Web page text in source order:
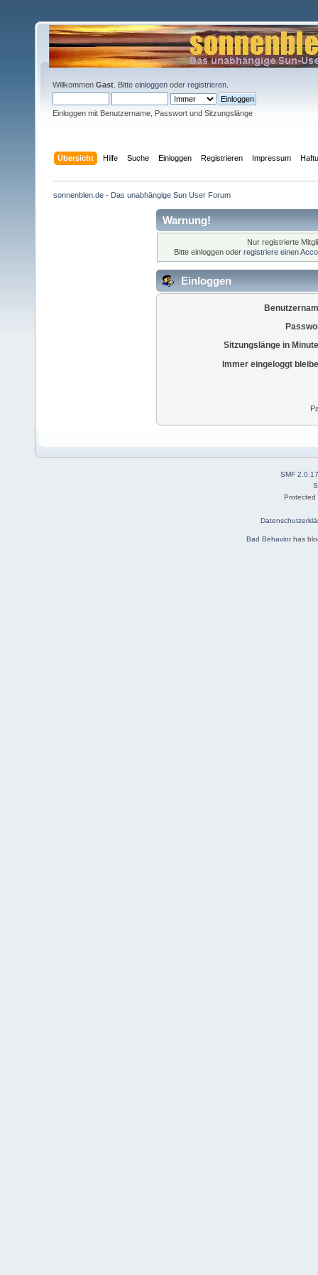
Willkommen Gast . Bitte einloggen oder registrieren
Einloggen mit Benutzername, Passwort und Sitzungslänge
Übersicht Hilfe Suche Einloggen Registrieren Impressum
sonnenblen.de - Das unabhängige Sun User Forum
Warnung!
Nur registrierte
Bitte einloggen oder registriere einen
Einloggen
Sitzungslänge in
Immer eingeloggt
SMF 2.0.17
Bad Behaviorhas